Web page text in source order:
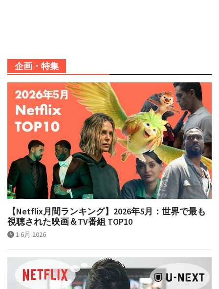
企画・特集
【Netflix月間ランキング】2026年5月：世界で最も
視聴された映画＆TV番組 TOP10
1 6月 2026